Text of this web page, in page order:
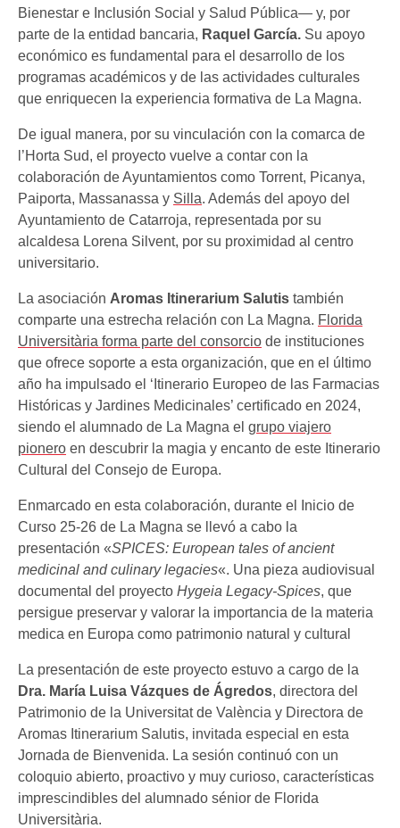
Bienestar e Inclusión Social y Salud Pública— y, por
parte de la entidad bancaria, Raquel García. Su apoyo
económico es fundamental para el desarrollo de los
programas académicos y de las actividades culturales
que enriquecen la experiencia formativa de La Magna.
De igual manera, por su vinculación con la comarca de
l’Horta Sud, el proyecto vuelve a contar con la
colaboración de Ayuntamientos como Torrent, Picanya,
Paiporta, Massanassa y Silla. Además del apoyo del
Ayuntamiento de Catarroja, representada por su
alcaldesa Lorena Silvent, por su proximidad al centro
universitario.
La asociación Aromas Itinerarium Salutis también
comparte una estrecha relación con La Magna. Florida
Universitària forma parte del consorcio de instituciones
que ofrece soporte a esta organización, que en el último
año ha impulsado el ‘Itinerario Europeo de las Farmacias
Históricas y Jardines Medicinales’ certificado en 2024,
siendo el alumnado de La Magna el grupo viajero
pionero en descubrir la magia y encanto de este Itinerario
Cultural del Consejo de Europa.
Enmarcado en esta colaboración, durante el Inicio de
Curso 25-26 de La Magna se llevó a cabo la
presentación «SPICES: European tales of ancient
medicinal and culinary legacies«. Una pieza audiovisual
documental del proyecto Hygeia Legacy-Spices, que
persigue preservar y valorar la importancia de la materia
medica en Europa como patrimonio natural y cultural
La presentación de este proyecto estuvo a cargo de la
Dra. María Luisa Vázques de Ágredos, directora del
Patrimonio de la Universitat de València y Directora de
Aromas Itinerarium Salutis, invitada especial en esta
Jornada de Bienvenida. La sesión continuó con un
coloquio abierto, proactivo y muy curioso, características
imprescindibles del alumnado sénior de Florida
Universitària.